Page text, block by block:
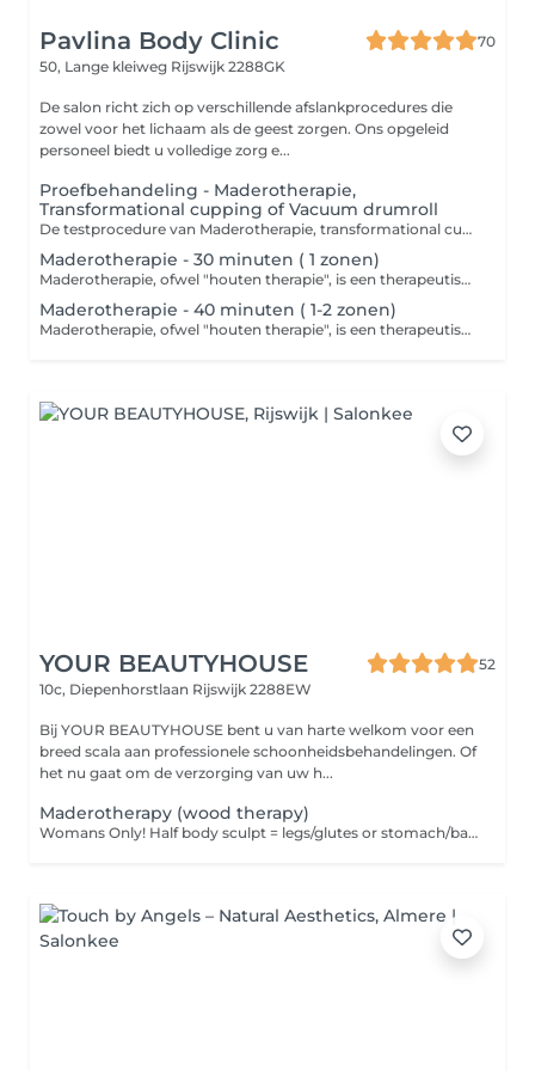
Pavlina Body Clinic
70
50, Lange kleiweg Rijswijk 2288GK
De salon richt zich op verschillende afslankprocedures die
zowel voor het lichaam als de geest zorgen. Ons opgeleid
personeel biedt u volledige zorg e...
Proefbehandeling - Maderotherapie,
Transformational cupping of Vacuum drumroll
De testprocedure van Maderotherapie, transformational cupping of vacuum drumroll omvat een consult van 10 minuten en een massage van 40 minuten. Tijdens het consult maakt de therapeut kennis met uw behoeften en doelen. Daarna volgt een massage van 40 minuten, Contra-indicaties MADEROTHERAPIE,CUPPING,VACUUM DRUMROLL: Hartziekten Acute ontstekingen en infecties Huidziekten Spataderen en vaatziekten Hoge bloeddruk Zwangerschap Borstvoeding Tumoren en kanker Aandoeningen van het lymfestelsel Acute rug- of spierpijn Chronische of auto-immuunziekten
Maderotherapie - 30 minuten ( 1 zonen)
Maderotherapie, ofwel "houten therapie", is een therapeutische methode die gebruik maakt van speciale houten instrumenten voor massage en stimulatie van verschillende delen van het lichaam. Deze methode komt uit Colombia en staat bekend om zijn voordelen voor gezondheid en esthetiek. Contra-indicaties: Acute ontstekingen en infecties Huidziekten Spataderen en vaatziekten Hoge bloeddruk Zwangerschap Borstvoeding Tumoren en kanker Aandoeningen van het lymfestelsel Acute rug- of spierpijn Chronische of auto-immuunziekten
Maderotherapie - 40 minuten ( 1-2 zonen)
Maderotherapie, ofwel "houten therapie", is een therapeutische methode die gebruik maakt van speciale houten instrumenten voor massage en stimulatie van verschillende delen van het lichaam. Deze methode komt uit Colombia en staat bekend om zijn voordelen voor gezondheid en esthetiek. Contra-indicaties: Acute ontstekingen en infecties Huidziekten Spataderen en vaatziekten Hoge bloeddruk Zwangerschap Borstvoeding Tumoren en kanker Aandoeningen van het lymfestelsel Acute rug- of spierpijn Chronische of auto-immuunziekten
YOUR BEAUTYHOUSE
52
10c, Diepenhorstlaan Rijswijk 2288EW
Bij YOUR BEAUTYHOUSE bent u van harte welkom voor een
breed scala aan professionele schoonheidsbehandelingen. Of
het nu gaat om de verzorging van uw h...
Maderotherapy (wood therapy)
Womans Only! Half body sculpt = legs/glutes or stomach/back/arms